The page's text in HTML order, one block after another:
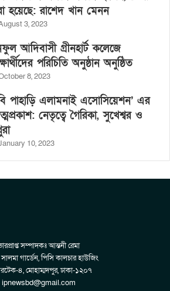
হয়েছে: রাশেদ খান মেনন
3, 2023
আদিবাসী গ্রীনহার্ট কলেজে
পরিচিতি অনুষ্ঠান অনুষ্ঠিত
8, 2023
পাহাড়ি এলামনাই এসোসিয়েশন’ এর
নেতৃত্বে গৈরিকা, সুখেশ্বর ও
10, 2023
সম্পাদকঃ আন্তনী রেমা
গার্ডেন, পিসি কালচার হাউজিং
৪, মোহাম্মদপুর, ঢাকা-১২০৭
ipnewsbd@gmail.com